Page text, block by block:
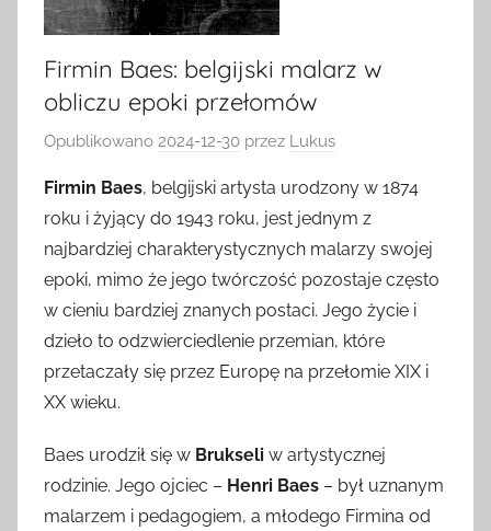
Firmin Baes: belgijski malarz w
obliczu epoki przełomów
Opublikowano 2024-12-30 przez Lukus
Firmin Baes, belgijski artysta urodzony w 1874
roku i żyjący do 1943 roku, jest jednym z
najbardziej charakterystycznych malarzy swojej
epoki, mimo że jego twórczość pozostaje często
w cieniu bardziej znanych postaci. Jego życie i
dzieło to odzwierciedlenie przemian, które
przetaczały się przez Europę na przełomie XIX i
XX wieku.
Baes urodził się w Brukseli w artystycznej
rodzinie. Jego ojciec – Henri Baes – był uznanym
malarzem i pedagogiem, a młodego Firmina od